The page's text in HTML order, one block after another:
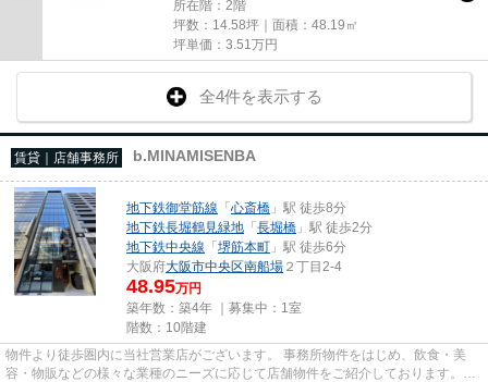
所在階：2階
坪数：14.58坪｜面積：48.19㎡
坪単価： 3.51 万円
全4件を表示する
賃貸｜店舗事務所 b.MINAMISENBA
地下鉄御堂筋線 「心斎橋 」駅 徒歩8分
地下鉄長堀鶴見緑地 「長堀橋 」駅 徒歩2分
地下鉄中央線 「堺筋本町 」駅 徒歩6分
大阪府大阪市中央区南船場 ２丁目2-4
48.95万円
築年数：築4年 ｜募集中： 1室
階数：10階建
物件より徒歩圏内に当社営業店がございます。 事務所物件をはじめ、飲食・美
容・物販などの様々な業種のニーズに応じて店舗物件をご紹介しております。